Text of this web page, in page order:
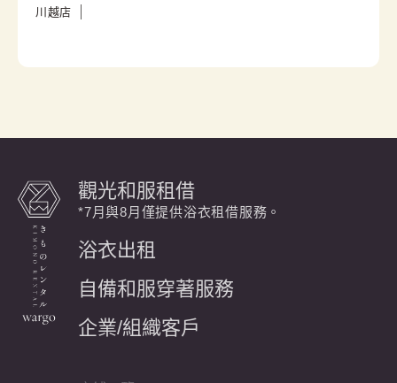
川越店
觀光和服租借
*7月與8月僅提供浴衣租借服務。
浴衣出租
自備和服穿著服務
企業/組織客戶